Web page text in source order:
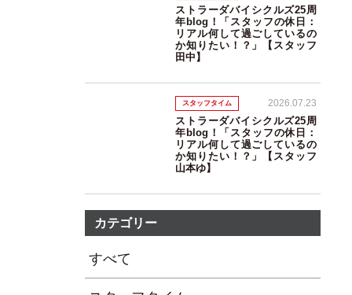
ストラーダバイシクルズ25周
年blog！「スタッフの休日：
リアル何して過ごしているの
か知りたい！？」【スタッフ
田中】
スタッフタイム 2026.07.23
ストラーダバイシクルズ25周
年blog！「スタッフの休日：
リアル何して過ごしているの
か知りたい！？」【スタッフ
山本ゆ】
カテゴリー
すべて